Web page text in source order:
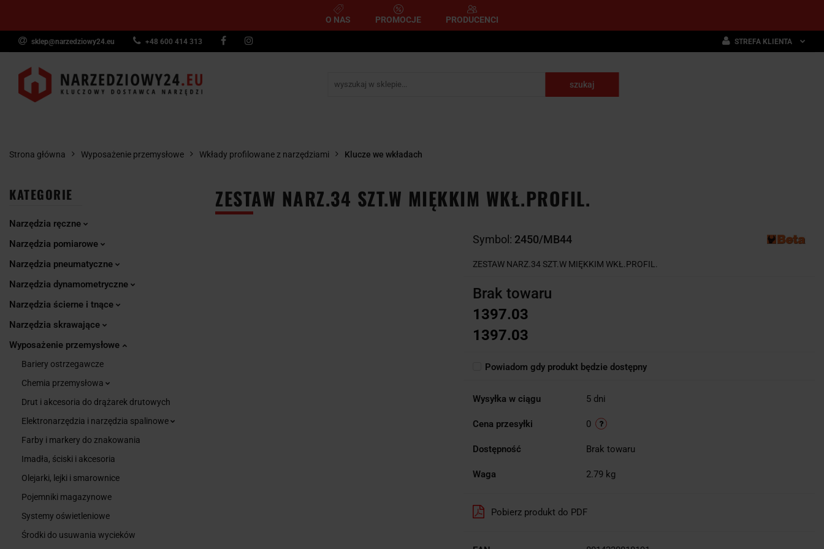
O NAS PROMOCJE PRODUCENCI
sklep@narzedziowy24.eu +48 600 414 313 STREFA KLIENTA
Narzędzia ręczne Narzędzia pomiarowe Narzędzia pneumatyczne
Narzędzia dynamometryczne Narzędzia skrawające
Strona główna Wyposażenie przemysłowe Wkłady profilowane z narzędziami Klucze we wkładach
KATEGORIE
Narzędzia ręczne
Narzędzia pomiarowe
Narzędzia pneumatyczne
Narzędzia dynamometryczne
Narzędzia ścierne i tnące
Narzędzia skrawające
Wyposażenie przemysłowe
Bariery ostrzegawcze
Chemia przemysłowa
Drut i akcesoria do drążarek drutowych
Elektronarzędzia i narzędzia spalinowe
Farby i markery do znakowania
Imadła, ściski i akcesoria
Olejarki, lejki i smarownice
Pojemniki magazynowe
Systemy oświetleniowe
Środki do usuwania wycieków
ZESTAW NARZ.34 SZT.W MIĘKKIM WKŁ.PROFIL.
Symbol: 2450/MB44
ZESTAW NARZ.34 SZT.W MIĘKKIM WKŁ.PROFIL.
Brak towaru
1397.03
1397.03
Powiadom gdy produkt będzie dostępny
Wysyłka w ciągu 5 dni
Cena przesyłki 0
Dostępność Brak towaru
Waga 2.79 kg
Pobierz produkt do PDF